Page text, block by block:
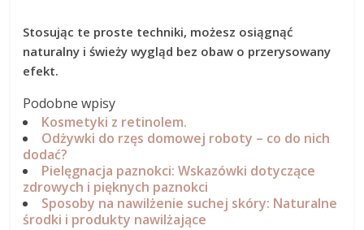
Stosując te proste techniki, możesz osiągnąć
naturalny i świeży wygląd bez obaw o przerysowany
efekt.
Podobne wpisy
Kosmetyki z retinolem.
Odżywki do rzęs domowej roboty – co do nich
dodać?
Pielęgnacja paznokci: Wskazówki dotyczące
zdrowych i pięknych paznokci
Sposoby na nawilżenie suchej skóry: Naturalne
środki i produkty nawilżające